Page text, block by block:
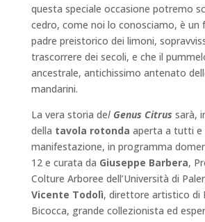
questa speciale occasione potremo
cedro, come noi lo conosciamo, è un
padre preistorico dei limoni,
trascorrere dei secoli, e che il
ancestrale, antichissimo antenato
mandarini.
La vera storia del Genus Citrus sarà,
della tavola rotonda aperta a tutti e
manifestazione, in programma
12 e curata da Giuseppe Barbera,
Colture Arboree dell’Università di
Vicente Todolì, direttore artistico di
Bicocca, grande collezionista ed